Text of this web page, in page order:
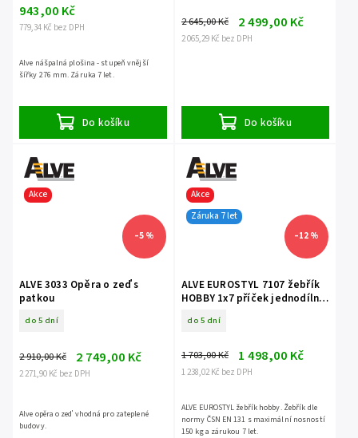
779,34 Kč bez DPH
943,00 Kč
Do košíku
Alve nášpalná plošina - stupeň vnější
šířky 276 mm. Záruka 7 let.
2 065,29 Kč bez DPH
2 645,00 Kč 2 499,00 Kč
Do košíku
Akce
–5 %
ALVE 3033 Opěra o zeď s
patkou
do 5 dní
2 271,90 Kč bez DPH
2 910,00 Kč 2 749,00 Kč
Alve opěra o zeď vhodná pro zateplené
budovy.
Akce
Záruka 7 let
–12 %
ALVE EUROSTYL 7107 žebřík
HOBBY 1x7 příček jednodílný
do 5 dní
1 238,02 Kč bez DPH
1 703,00 Kč 1 498,00 Kč
ALVE EUROSTYL žebřík hobby. Žebřík dle
normy ČSN EN 131 s maximální nosností
150 kg a zárukou 7 let.